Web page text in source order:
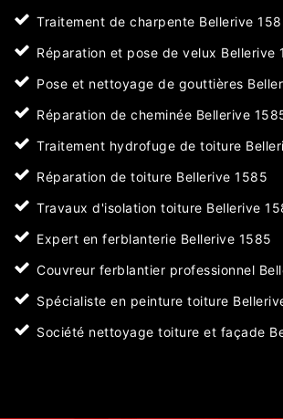
Traitement de charpente Bellerive
Réparation et pose de velux Bellerive
Pose et nettoyage de gouttières
Réparation de cheminée Bellerive
Traitement hydrofuge de toiture
Réparation de toiture Bellerive 1585
Travaux d'isolation toiture Bellerive
Expert en ferblanterie Bellerive 1585
Couvreur ferblantier professionnel
Spécialiste en peinture toiture
Société nettoyage toiture et façade